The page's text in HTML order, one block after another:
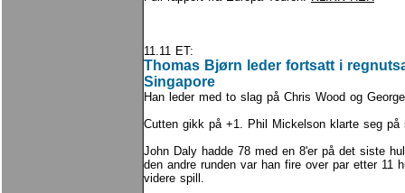
11.11 ET:
Thomas Bjørn leder fortsatt i
Singapore
Han leder med to slag på Chris Wood og
Cutten gikk på +1. Phil Mickelson klarte seg på
John Daly hadde 78 med en 8'er på det siste
den andre runden var han fire over par etter 11
videre spill.